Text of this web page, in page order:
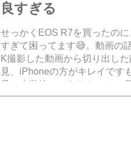
良すぎる
せっかくEOS R7を買ったの
すぎて困ってます😅。動画の
K撮影した動画から切り出し
見、iPhoneの方がキレイです
子の小学校ではありません。
K動画を切り出し。顔を隠す...